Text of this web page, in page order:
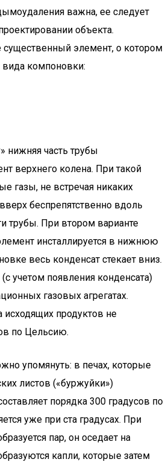
важна, ее следует
объекта.
существенный элемент, о котором
вида компоновки:
нижняя часть трубы
верхнего колена. При такой
газы, не встречая никаких
беспрепятственно вдоль
трубы. При втором варианте
инсталлируется в нижнюю
весь конденсат стекает вниз.
учетом появления конденсата)
газовых агрегатах.
исходящих продуктов не
по Цельсию.
упомянуть: в печах, которые
листов («буржуйки»)
порядка 300 градусов по
уже при ста градусах. При
пар, он оседает на
капли, которые затем